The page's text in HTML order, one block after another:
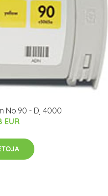
No.90 - Dj 4000
EUR